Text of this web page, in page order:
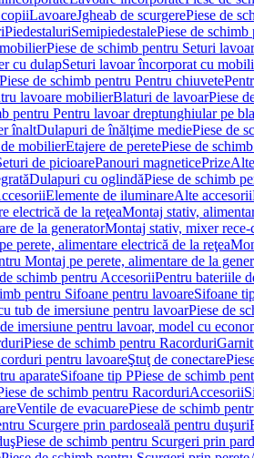
LavoareJgheab de scurgerePiese de
PiedestaluriSemipiedestalePiese de schimb
Piese de schimb pentru Seturi
cu dulapSeturi lavoar încorporat cu
Piese de schimb pentru Pentru chiuvete
lavoare mobilierBlaturi de lavoarPiese
pentru Pentru lavoar dreptunghiular pe
înaltDulapuri de înălţime mediePiese de
mobilierEtajere de peretePiese de
de picioarePanouri magneticePrize
Dulapuri cu oglindăPiese de schimb
Elemente de iluminareAlte accesorii
electrică de la reţeaMontaj stativ,
de la generatorMontaj stativ, mixer
perete, alimentare electrică de la reţea
Montaj pe perete, alimentare de la
schimb pentru AccesoriiPentru bateriile
pentru Sifoane pentru lavoareSifoane
tub de imersiune pentru lavoarPiese de
imersiune pentru lavoar, model cu
Piese de schimb pentru Racorduri
pentru lavoareŞtuţ de conectare
aparateSifoane tip PPiese de schimb
de schimb pentru RacorduriAccesorii
Ventile de evacuarePiese de schimb
Scurgere prin pardoseală pentru duşuri
Piese de schimb pentru Scurgeri prin